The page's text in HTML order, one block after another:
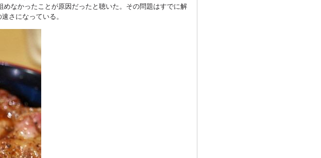
なかったことが原因だったと聴いた。その問題はすでに解
さになっている。